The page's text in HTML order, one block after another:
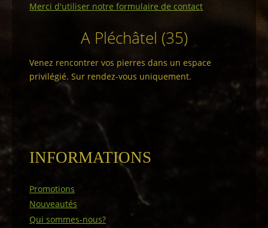
Merci d'utiliser notre formulaire de contact
A Pléchâtel (35)
Venez rencontrer vos pierres dans un espace
privilégié. Sur rendez-vous uniquement.
INFORMATIONS
Promotions
Nouveautés
Qui sommes-nous?